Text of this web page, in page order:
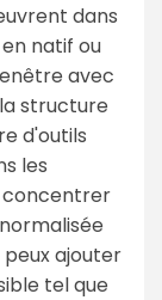
dans
natif ou
avec
structure
d'outils
les
concentrer
ajouter
tel que